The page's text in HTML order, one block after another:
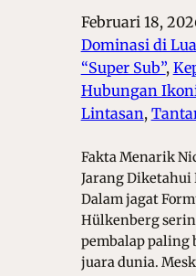
Februari 18,
Dominasi di
“Super Sub”,
Hubungan
Lintasan,
Fakta Menarik
Jarang Diketahui
Dalam jagat
Hülkenberg
pembalap paling
juara dunia.